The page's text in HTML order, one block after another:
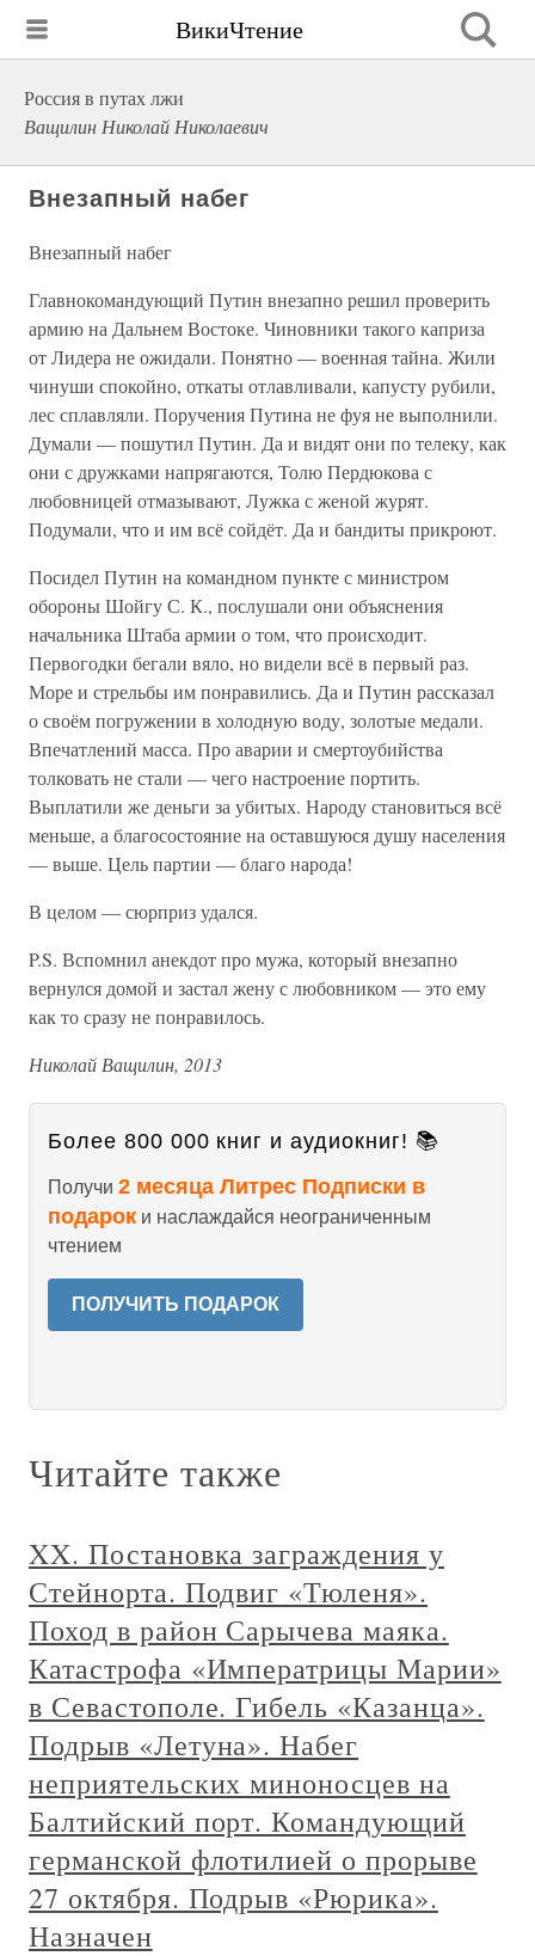
ВикиЧтение
Россия в путах лжи
Ващилин Николай Николаевич
Внезапный набег
Внезапный набег
Главнокомандующий Путин внезапно решил проверить
армию на Дальнем Востоке. Чиновники такого каприза
от Лидера не ожидали. Понятно — военная тайна. Жили
чинуши спокойно, откаты отлавливали, капусту рубили,
лес сплавляли. Поручения Путина не фуя не выполнили.
Думали — пошутил Путин. Да и видят они по телеку, как
они с дружками напрягаются, Толю Пердюкова с
любовницей отмазывают, Лужка с женой журят.
Подумали, что и им всё сойдёт. Да и бандиты прикроют.
Посидел Путин на командном пункте с министром
обороны Шойгу С. К., послушали они объяснения
начальника Штаба армии о том, что происходит.
Первогодки бегали вяло, но видели всё в первый раз.
Море и стрельбы им понравились. Да и Путин рассказал
о своём погружении в холодную воду, золотые медали.
Впечатлений масса. Про аварии и смертоубийства
толковать не стали — чего настроение портить.
Выплатили же деньги за убитых. Народу становиться всё
меньше, а благосостояние на оставшуюся душу населения
— выше. Цель партии — благо народа!
В целом — сюрприз удался.
P.S. Вспомнил анекдот про мужа, который внезапно
вернулся домой и застал жену с любовником — это ему
как то сразу не понравилось.
Николай Ващилин, 2013
Более 800 000 книг и аудиокниг! 📚
Получи 2 месяца Литрес Подписки в
подарок и наслаждайся неограниченным
чтением
ПОЛУЧИТЬ ПОДАРОК
Читайте также
XX. Постановка заграждения у
Стейнорта. Подвиг «Тюленя».
Поход в район Сарычева маяка.
Катастрофа «Императрицы Марии»
в Севастополе. Гибель «Казанца».
Подрыв «Летуна». Набег
неприятельских миноносцев на
Балтийский порт. Командующий
германской флотилией о прорыве
27 октября. Подрыв «Рюрика».
Назначен